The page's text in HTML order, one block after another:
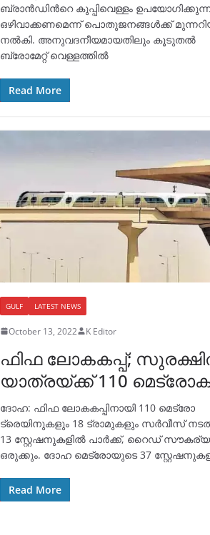
ബ്രാൻഡിന്‍റെ കുപ്പിവെള്ളം
ഒഴിവാക്കണമെന്ന് പൊതുജനങ്ങൾക്ക്
നൽകി. അനുവദനീയമായതിലും കൂടുതൽ
ബ്രോമേറ്റ് വെള്ളത്തിൽ
Read More
GULF LATEST NEWS
October 13, 2022 K Editor
ഫിഫ ലോകകപ്പ്;
യാത്രയ്ക്ക് 110
ദോഹ: ഫിഫ ലോകകപ്പിനായി 110 മെട്രോ
ട്രെയിനുകളും 18 ട്രാമുകളും സർവീസ്
13 സ്റ്റേഷനുകളിൽ പാർക്ക്, റൈഡ്
ഒരുക്കും. ദോഹ മെട്രോയുടെ 37
Read More